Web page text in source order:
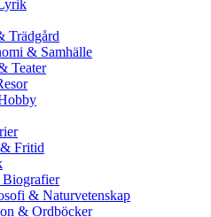
Trädgård
& Samhälle
Teater
Fritid
& Naturvetenskap
& Ordböcker